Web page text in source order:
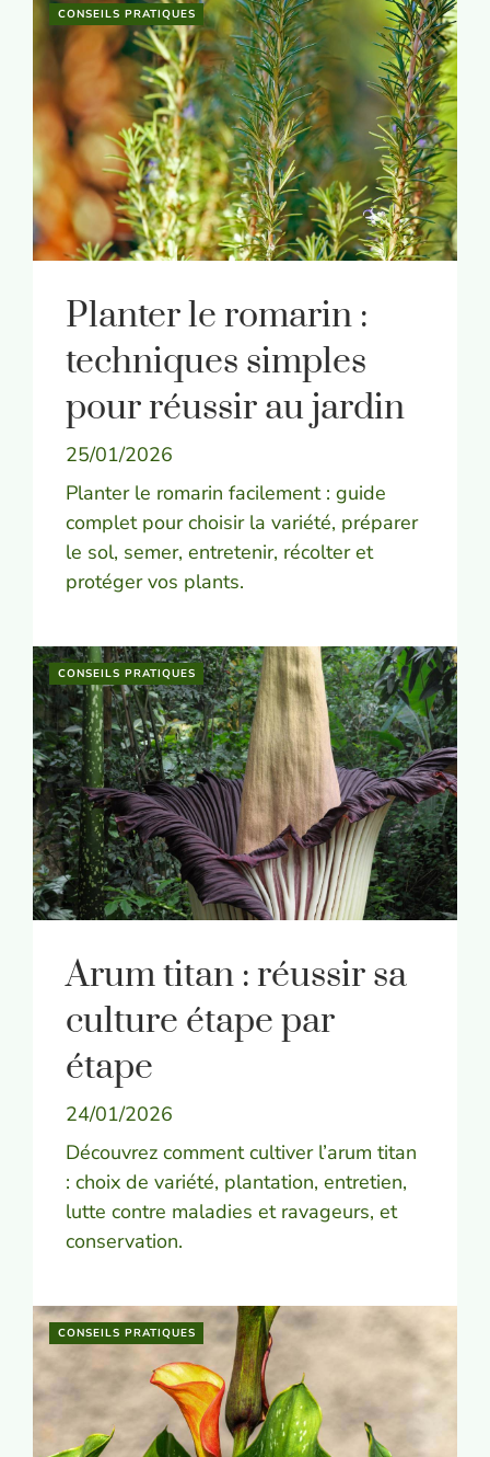
CONSEILS PRATIQUES
Planter le romarin :
techniques simples
pour réussir au jardin
25/01/2026
Planter le romarin facilement : guide
complet pour choisir la variété, préparer
le sol, semer, entretenir, récolter et
protéger vos plants.
CONSEILS PRATIQUES
Arum titan : réussir sa
culture étape par
étape
24/01/2026
Découvrez comment cultiver l’arum titan
: choix de variété, plantation, entretien,
lutte contre maladies et ravageurs, et
conservation.
CONSEILS PRATIQUES